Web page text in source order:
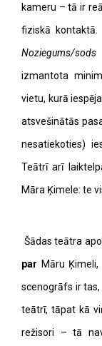
kameru – tā ir
fiziskā kontaktā.
Noziegums/sods
izmantota
vietu, kurā
atsvešinātās
nesatiekoties)
Teātrī arī
Māra Ķimele: te
Šādas teātra
par Māru
scenogrāfs ir
teātrī, tāpat kā
režisori – tā